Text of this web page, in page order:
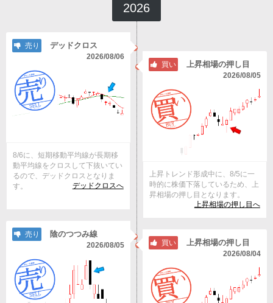
2026
売り デッドクロス
2026/08/06
8/6に、短期移動平均線が長期移
動平均線をクロスして下抜いてい
るので、デッドクロスとなりま
す。
デッドクロスへ
買い 上昇相場の押し目
2026/08/05
上昇トレンド形成中に、8/5に一
時的に株価下落しているため、上
昇相場の押し目となります。
上昇相場の押し目へ
売り 陰のつつみ線
2026/08/05 買い 上昇相場の押し目
2026/08/04